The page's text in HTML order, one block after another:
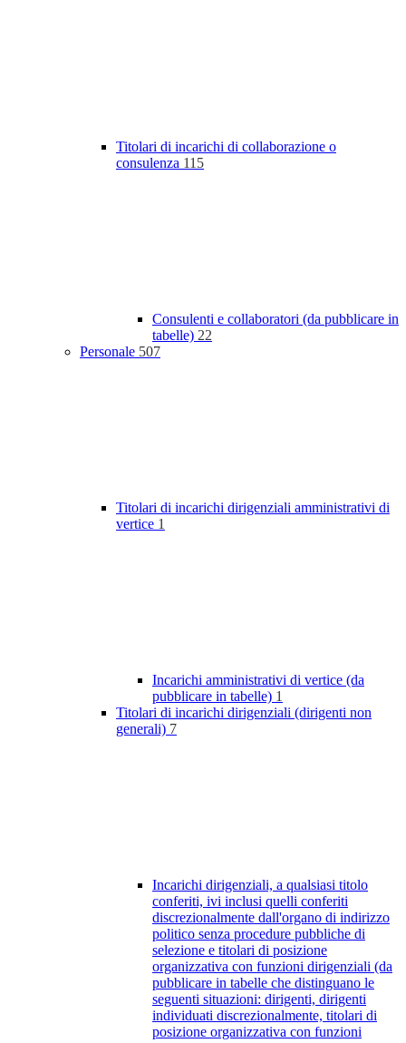
Titolari di incarichi di collaborazione o
consulenza 115
Consulenti e collaboratori (da pubblicare in
tabelle) 22
Personale 507
Titolari di incarichi dirigenziali amministrativi di
vertice 1
Incarichi amministrativi di vertice (da
pubblicare in tabelle) 1
Titolari di incarichi dirigenziali (dirigenti non
generali) 7
Incarichi dirigenziali, a qualsiasi titolo
conferiti, ivi inclusi quelli conferiti
discrezionalmente dall'organo di indirizzo
politico senza procedure pubbliche di
selezione e titolari di posizione
organizzativa con funzioni dirigenziali (da
pubblicare in tabelle che distinguano le
seguenti situazioni: dirigenti, dirigenti
individuati discrezionalmente, titolari di
posizione organizzativa con funzioni